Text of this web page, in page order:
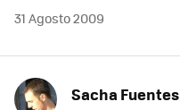
31 Agosto 2009
Sacha Fuentes